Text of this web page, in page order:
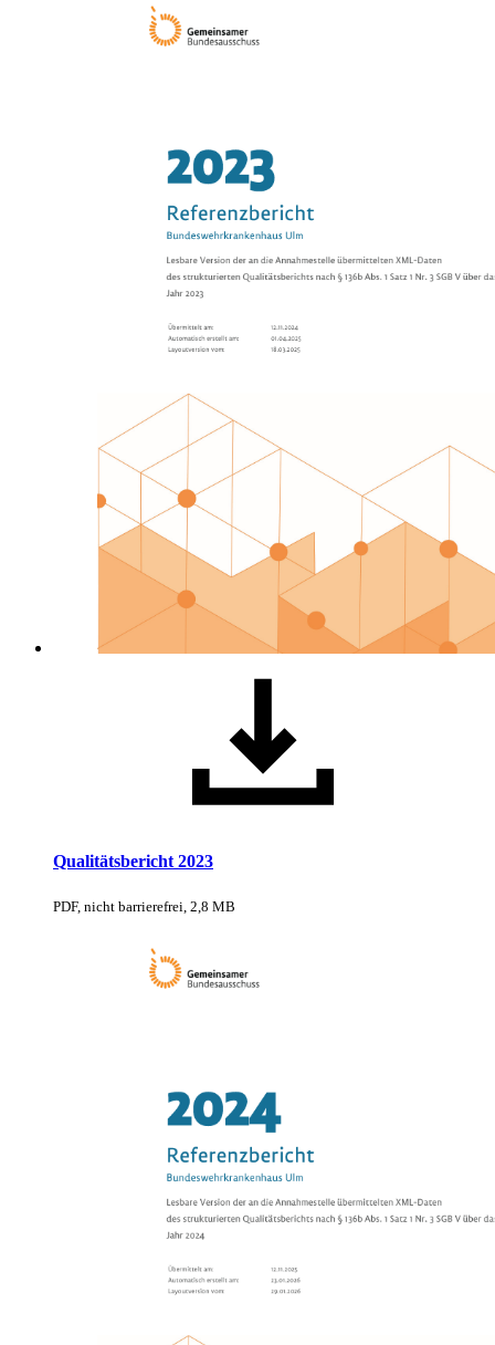
Qualitätsbericht 2023
PDF, nicht barrierefrei, 2,8 MB